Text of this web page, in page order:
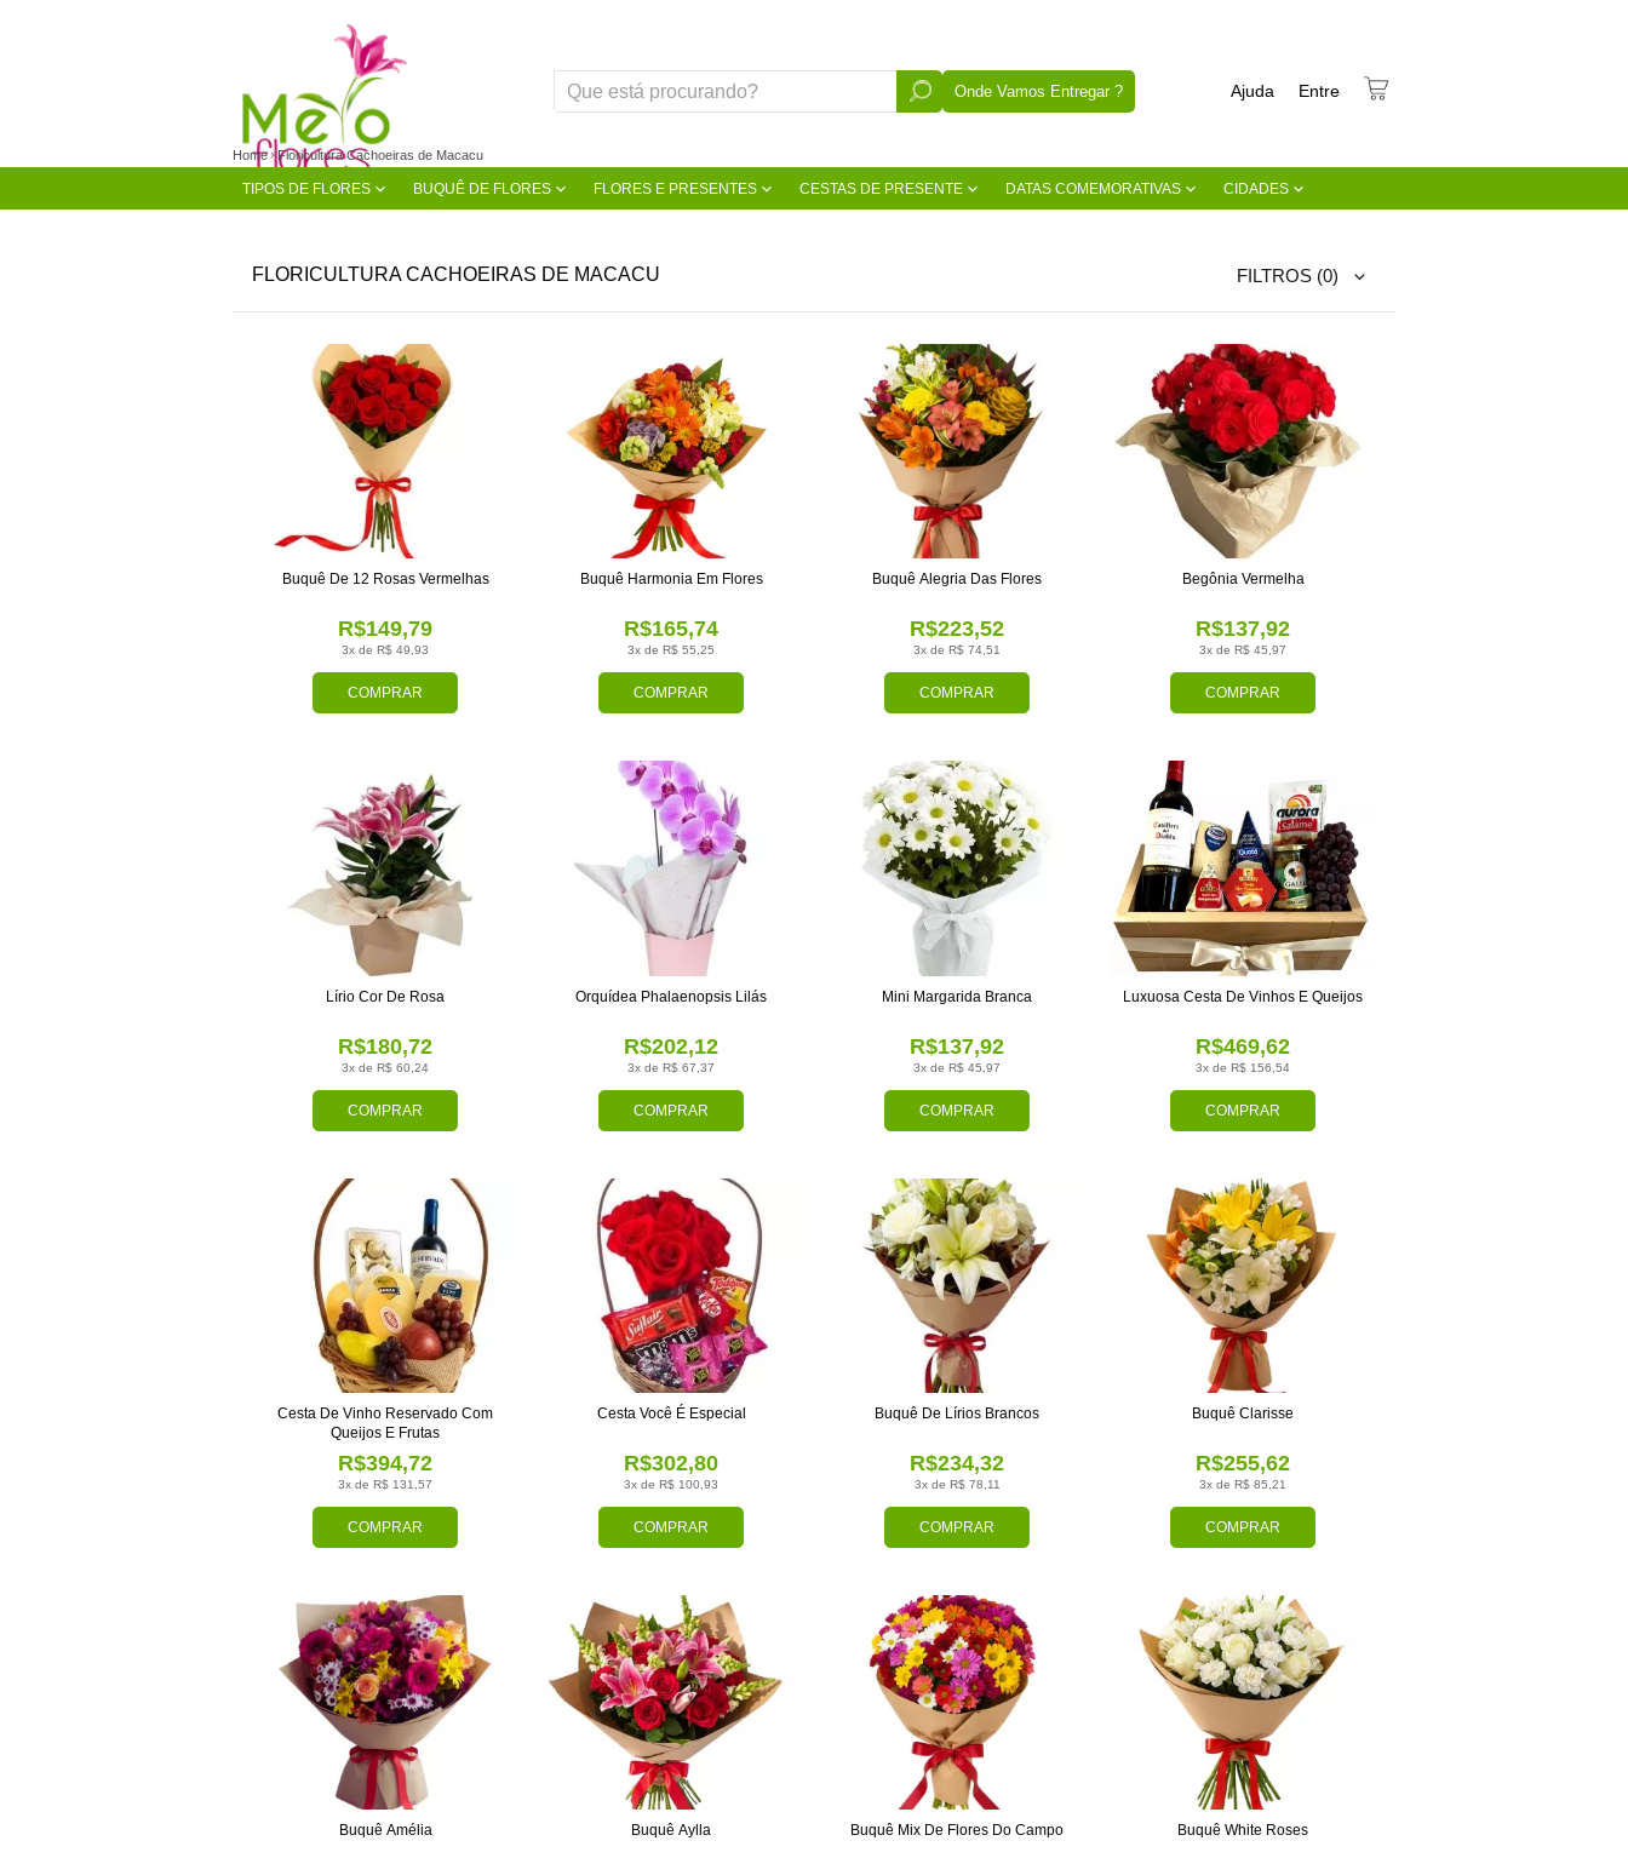
Onde Vamos Entregar ? Entre
Ajuda
TIPOS DE FLORES BUQUÊ DE FLORES FLORES E PRESENTES CESTAS DE PRESENTE DATAS COMEMORATIVAS CIDADES
Home Floricultura Cachoeiras de Macacu
FLORICULTURA CACHOEIRAS DE MACACU FILTROS (0)
COMPRAR
3x de R$ 49,93
R$149,79
Buquê De 12 Rosas Vermelhas
COMPRAR
3x de R$ 55,25
R$165,74
Buquê Harmonia Em Flores
COMPRAR
3x de R$ 74,51
R$223,52
Buquê Alegria Das Flores
COMPRAR
3x de R$ 45,97
R$137,92
Begônia Vermelha
COMPRAR
3x de R$ 60,24
R$180,72
Lírio Cor De Rosa
COMPRAR
3x de R$ 67,37
R$202,12
Orquídea Phalaenopsis Lilás
COMPRAR
3x de R$ 45,97
R$137,92
Mini Margarida Branca
COMPRAR
3x de R$ 156,54
R$469,62
Luxuosa Cesta De Vinhos E Queijos
COMPRAR
3x de R$ 131,57
R$394,72
Cesta De Vinho Reservado Com
Queijos E Frutas
COMPRAR
3x de R$ 100,93
R$302,80
Cesta Você É Especial
COMPRAR
3x de R$ 78,11
R$234,32
Buquê De Lírios Brancos
COMPRAR
3x de R$ 85,21
R$255,62
Buquê Clarisse
Buquê Amélia Buquê Aylla Buquê Mix De Flores Do Campo Buquê White Roses